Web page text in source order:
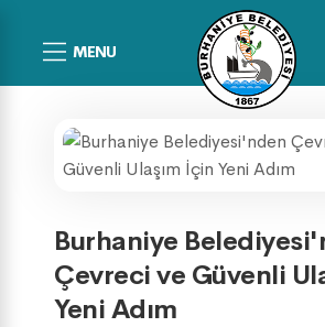
MENU
Burhaniye
Çevreci ve Güvenli
Yeni Adım